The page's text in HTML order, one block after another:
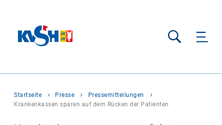
Suche
Sie
befinden
Startseite Presse
Pressemitteilungen
Krankenkassen sparen auf dem Rücken der Patienten